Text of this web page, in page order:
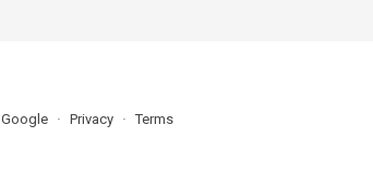
Google Privacy Terms